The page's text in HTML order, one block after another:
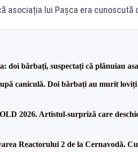
asociația lui Pașca era cunoscută
doi bărbați, suspectați că plănuiau
caniculă. Doi bărbați au murit
2026. Artistul-surpriză care
Reactorului 2 de la Cernavodă.